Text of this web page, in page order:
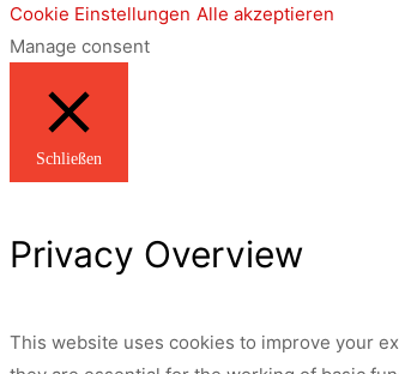
Cookie Einstellungen Alle akzeptieren
Manage consent
Schließen
Privacy Overview
This website uses cookies to improve your